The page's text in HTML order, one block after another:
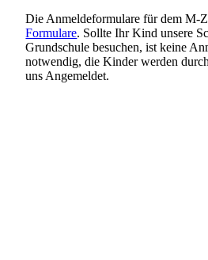
Die Anmeldeformulare für dem M-
Formulare. Sollte Ihr Kind unsere
Grundschule besuchen, ist keine
notwendig, die Kinder werden
uns Angemeldet.